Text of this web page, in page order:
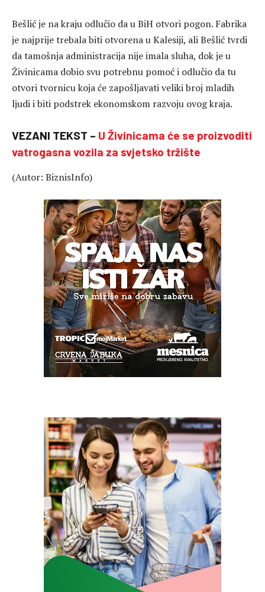
Bešlić je na kraju odlučio da u BiH otvori pogon. Fabrika
je najprije trebala biti otvorena u Kalesiji, ali Bešlić tvrdi
da tamošnja administracija nije imala sluha, dok je u
Živinicama dobio svu potrebnu pomoć i odlučio da tu
otvori tvornicu koja će zapošljavati veliki broj mladih
ljudi i biti podstrek ekonomskom razvoju ovog kraja.
VEZANI TEKST – U Živinicama će se proizvoditi
vatrogasna vozila za svjetsko tržište
(Autor: BiznisInfo)